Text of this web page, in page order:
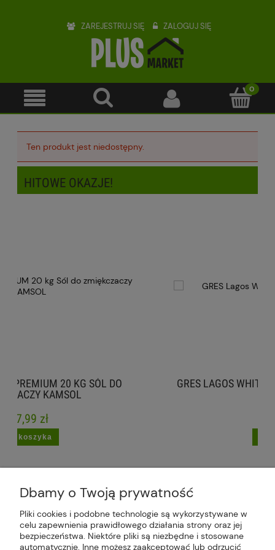
ZAREJESTRUJ SIĘ ZALOGUJ SIĘ
Ten produkt jest niedostępny.
HITOWE OKAZJE!
DO GRES LAGOS WHITE PERLA STANIN
Plus Market Sp. z o.o. | Zakręcie 2K, 22-300
Krasnystaw, woj. lubelskie | sklep@plus-market.pl
Dbamy o Twoją prywatność
Pliki cookies i podobne technologie są wykorzystywane w
celu zapewnienia prawidłowego działania strony oraz jej
bezpieczeństwa. Niektóre pliki są niezbędne i stosowane
automatycznie. Inne możesz zaakceptować lub odrzucić